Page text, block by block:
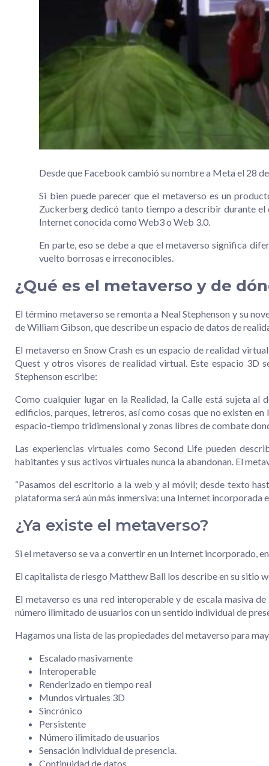
Desde que Facebook cambió su nombre a Meta el 28
Si bien puede parecer que el metaverso es un
Zuckerberg dedicó tanto tiempo a describir durante el
Internet conocida como Web3 o Web 3.0.
En parte, eso se debe a que el metaverso significa
vuelto borrosas e irreconocibles.
¿Qué es el metaverso y de
El término metaverso se remonta a Neal Stephenson y su
de William Gibson, que describe un espacio de datos de
El metaverso en Snow Crash es un espacio de realidad
Quest y otros visores de realidad virtual. Este espacio 3D
Stephenson escribe:
Como cualquier lugar en la Realidad, la Calle está sujeta al
edificios, parques, letreros, así como cosas que no existen
espacio-tiempo tridimensional y zonas libres de combate
Las experiencias virtuales como Second Life pueden
habitantes y sus activos virtuales nunca la abandonan. El
“Pasamos del escritorio a la web y al móvil; desde texto
plataforma será aún más inmersiva: una Internet incorporada
¿Ya existe el metaverso?
Si el metaverso se va a convertir en un Internet incorporado,
El capitalista de riesgo Matthew Ball los describe en su sitio
El metaverso es una red interoperable y de escala masiva
número ilimitado de usuarios con un sentido individual de
Hagamos una lista de las propiedades del metaverso para
Escalado masivamente
Interoperable
Renderizado en tiempo real
Mundos virtuales 3D
Sincrónico
Persistente
Número ilimitado de usuarios
Sensación individual de presencia.
Continuidad de datos